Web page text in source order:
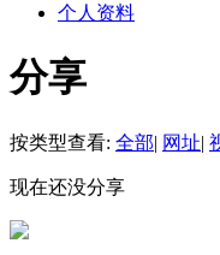
个人资料
分享
按类型查看: 全部| 网址|
现在还没分享